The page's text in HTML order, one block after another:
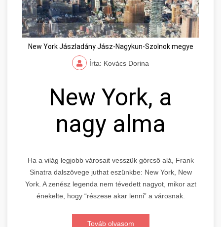
New York Jászladány Jász-Nagykun-Szolnok megye
Írta: Kovács Dorina
New York, a
nagy alma
Ha a világ legjobb városait vesszük górcső alá, Frank
Sinatra dalszövege juthat eszünkbe: New York, New
York. A zenész legenda nem tévedett nagyot, mikor azt
énekelte, hogy “részese akar lenni” a városnak.
Továb olvasom